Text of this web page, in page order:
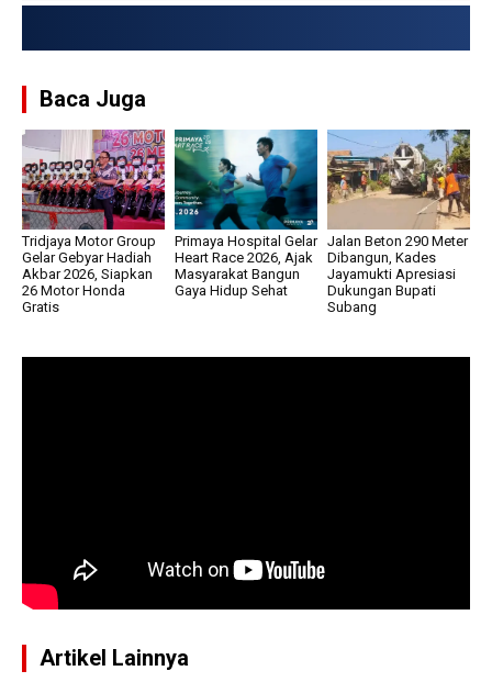
Baca Juga
Tridjaya Motor Group
Gelar Gebyar Hadiah
Akbar 2026, Siapkan
26 Motor Honda
Gratis
Primaya Hospital Gelar
Heart Race 2026, Ajak
Masyarakat Bangun
Gaya Hidup Sehat
Jalan Beton 290 Meter
Dibangun, Kades
Jayamukti Apresiasi
Dukungan Bupati
Subang
Artikel Lainnya